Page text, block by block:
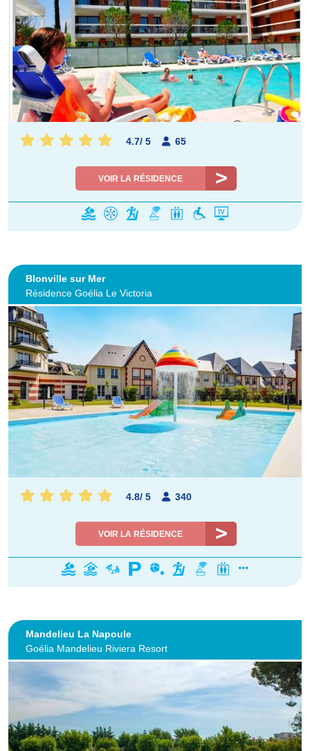
4.7/ 5 65
VOIR LA RÉSIDENCE
Blonville sur Mer
Résidence Goélia Le Victoria
4.8/ 5 340
VOIR LA RÉSIDENCE
Mandelieu La Napoule
Goélia Mandelieu Riviera Resort